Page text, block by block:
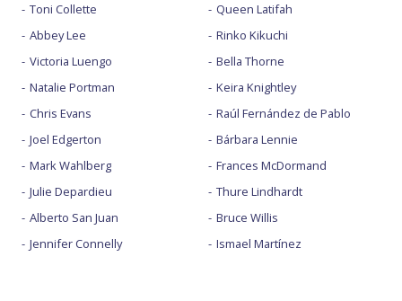
Toni Collette
Abbey Lee
Victoria Luengo
Natalie Portman
Chris Evans
Joel Edgerton
Mark Wahlberg
Julie Depardieu
Alberto San Juan
Jennifer Connelly
Queen Latifah
Rinko Kikuchi
Bella Thorne
Keira Knightley
Raúl Fernández de Pablo
Bárbara Lennie
Frances McDormand
Thure Lindhardt
Bruce Willis
Ismael Martínez